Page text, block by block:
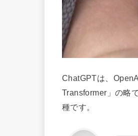
ChatGPTは、
Transformer」の略
種です。